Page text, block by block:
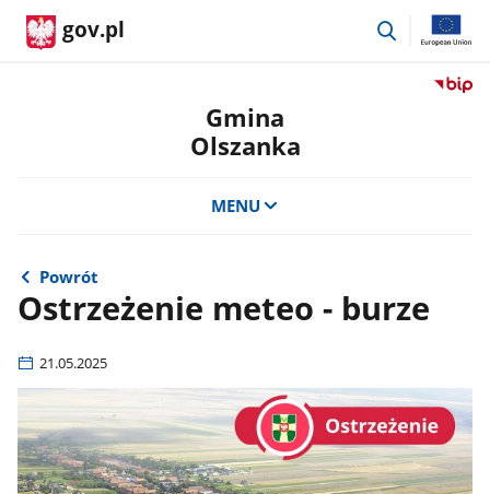
gov.pl
przejdź
Przejdź
Gmina
Olszanka
MENU
Powrót
Ostrzeżenie meteo - burze
21.05.2025